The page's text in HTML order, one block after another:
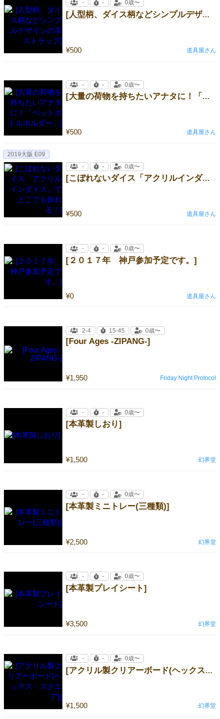
[人型柄、ダイス柄などシンプルデザインの革ストラップ]
¥500
- - 0歳〜
道具屋さん
[ 大量の荷物を持ちたいアナタに！「ペットボトルホルダー」]
¥500
- - 0歳〜
道具屋さん
[こぼれないダイス「アクリルインダイス」でどこでも振れる！]
¥500
2019大阪 E09
-
- 0歳〜
道具屋さん
[２０１７年 神戸参加予定です。]
¥0
- - 0歳〜
道具屋さん
[Four Ages -ZIPANG-]
¥1,950
2-4 15-45 0歳〜
Friday Night Protocol
[本革製しおり]
¥1,500
- - 0歳〜
幻界堂
[本革製ミニトレー(三種類)]
¥2,500
- - 0歳〜
幻界堂
[本革製プレイシート]
¥3,500
- - 0歳〜
幻界堂
[アクリル製クリアーボード(ヘックス・スクエア)]
¥1,500
- - 0歳〜
幻界堂